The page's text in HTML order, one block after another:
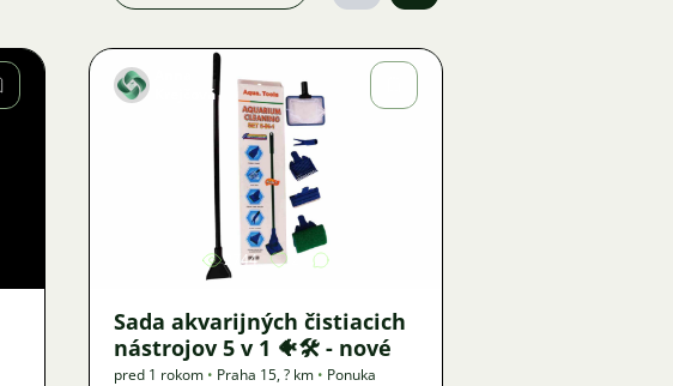
Obrázok
Krejčová
2744 2
Sada akvarijných čistiacich
nástrojov 5 v 1 🐠🛠️ - nové
pred 1 rokom • Praha 15,? km • Ponuka